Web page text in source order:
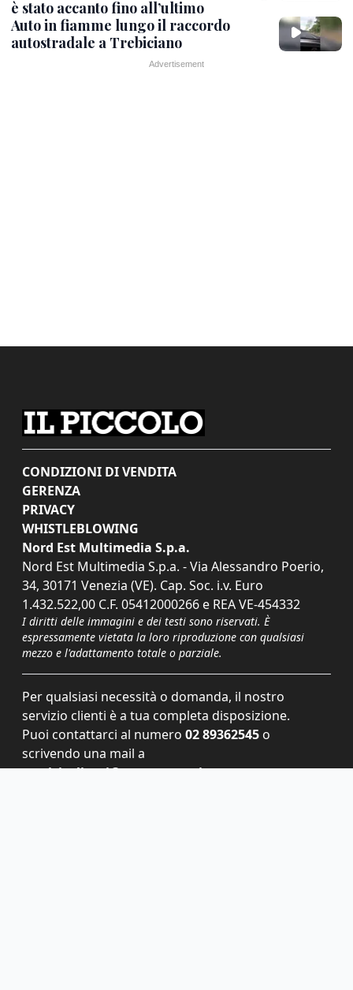
è stato accanto fino all’ultimo
Auto in fiamme lungo il raccordo
autostradale a Trebiciano
CONDIZIONI DI VENDITA
GERENZA
PRIVACY
WHISTLEBLOWING
Nord Est Multimedia S.p.a.
Nord Est Multimedia S.p.a. - Via Alessandro Poerio,
34, 30171 Venezia (VE). Cap. Soc. i.v. Euro
1.432.522,00 C.F. 05412000266 e REA VE-454332
I diritti delle immagini e dei testi sono riservati. È
espressamente vietata la loro riproduzione con qualsiasi
mezzo e l'adattamento totale o parziale.
Per qualsiasi necessità o domanda, il nostro
servizio clienti è a tua completa disposizione.
Puoi contattarci al numero 02 89362545 o
scrivendo una mail a
servizioclienti@grupponem.it.